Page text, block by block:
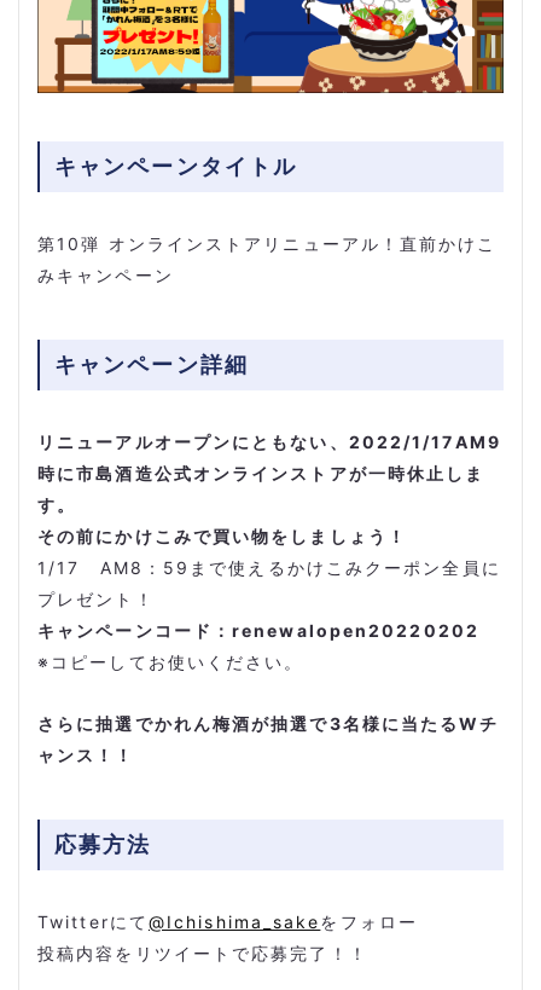
キャンペーンタイトル
第10弾 オンラインストアリニューアル！直前かけこ
みキャンペーン
キャンペーン詳細
リニューアルオープンにともない、2022/1/17AM9
時に市島酒造公式オンラインストアが一時休止しま
す。
その前にかけこみで買い物をしましょう！
1/17 AM8：59まで使えるかけこみクーポン全員に
プレゼント！
キャンペーンコード：renewalopen20220202
※コピーしてお使いください。
さらに抽選でかれん梅酒が抽選で3名様に当たるWチ
ャンス！！
応募方法
Twitterにて@Ichishima_sakeをフォロー
投稿内容をリツイートで応募完了！！